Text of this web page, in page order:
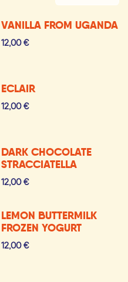
VANILLA FROM UGANDA
12,00€
ECLAIR
12,00€
DARK CHOCOLATE
STRACCIATELLA
12,00€
LEMON BUTTERMILK
FROZEN YOGURT
12,00€